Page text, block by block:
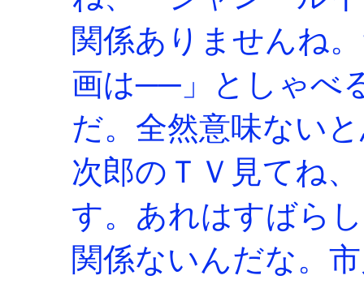
関係ありませんね
画は──」としゃべ
だ。全然意味ない
次郎のＴＶ見てね
す。あれはすばら
関係ないんだな。